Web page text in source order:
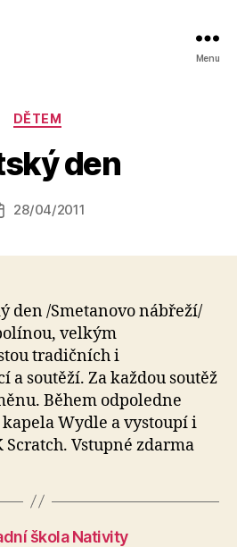
Menu
Rubriky
DĚTEM
den
Autor
příspěvku
t
o
k
fi
28/04/2011
den /Smetanovo nábřeží/
velkým
tradičních i
soutěží. Za každou soutěž
Během odpoledne
Wydle a vystoupí i
Vstupné zdarma
škola Nativity